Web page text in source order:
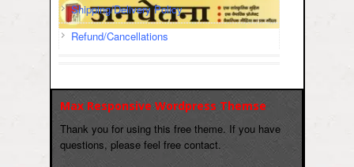
Shipping/Delivery Policy
Refund/Cancellations
Max Responsive Wordpress Themse
Thank you for using this free theme. If you have
questions, please feel free contact.